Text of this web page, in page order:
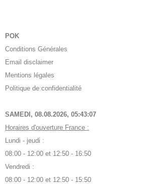
POK
Conditions Générales
Email disclaimer
Mentions légales
Politique de confidentialité
SAMEDI, 08.08.2026, 05:43:08
Horaires d'ouverture France :
Lundi - jeudi :
08:00 - 12:00 et 12:50 - 16:50
Vendredi :
08:00 - 12:00 et 12:50 - 15:50